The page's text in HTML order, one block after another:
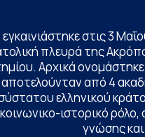
στις 3
πλευρά της
Αρχικά
από 4
ελληνικού
ιστορικό
γνώσης